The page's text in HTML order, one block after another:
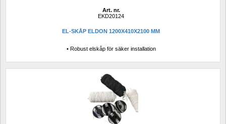
Art. nr.
EKD20124
EL-SKÅP ELDON 1200X410X2100 MM
• Robust elskåp för säker installation